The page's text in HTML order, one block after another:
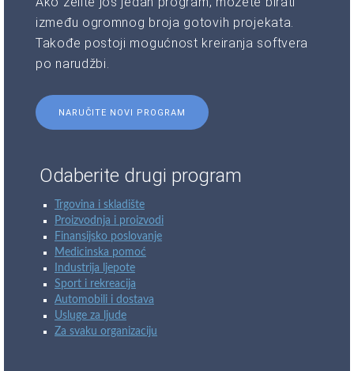
između ogromnog broja gotovih projekata.
Takođe postoji mogućnost kreiranja softvera
po narudžbi.
NARUČITE NOVI PROGRAM
Odaberite drugi program
Trgovina i skladište
Proizvodnja i proizvodi
Finansijsko poslovanje
Medicinska pomoć
Industrija ljepote
Sport i rekreacija
Automobili i dostava
Usluge za ljude
Za svaku organizaciju